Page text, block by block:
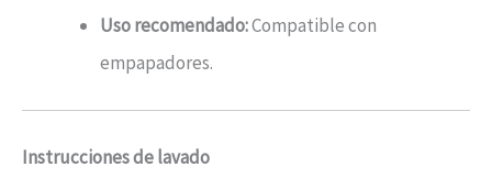
Uso recomendado:Compatible con
empapadores.
Instrucciones de lavado